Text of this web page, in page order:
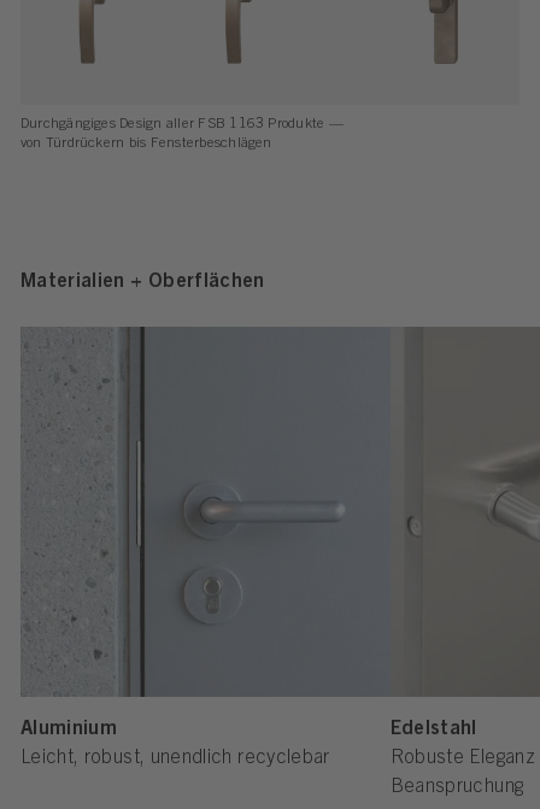
Durchgängiges Design aller FSB 1163 Produkte —
von Türdrückern bis Fensterbeschlägen
Materialien + Oberflächen
Aluminium
Leicht, robust, unendlich recyclebar
Edelstahl
Robuste
Beanspruchung